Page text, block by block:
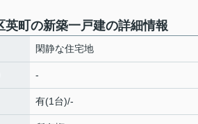
英町の新築一戸建の詳細情報
閑静な住宅地
-
有(1台)/-